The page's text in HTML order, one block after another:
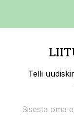
Telli